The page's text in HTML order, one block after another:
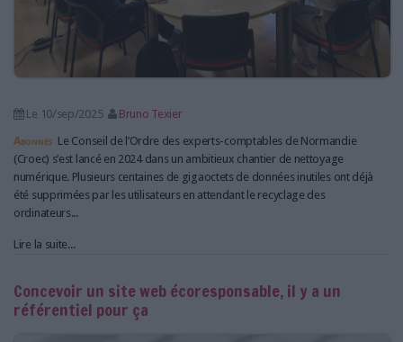
LES SUPPLÉMENTS
NOS OFFRES D'ABONNEMENTS
Le 10/sep/2025
Bruno Texier
Abonnés Le Conseil de l’Ordre des experts-comptables de Normandie
(Croec) s’est lancé en 2024 dans un ambitieux chantier de nettoyage
numérique. Plusieurs centaines de gigaoctets de données inutiles ont déjà
été supprimées par les utilisateurs en attendant le recyclage des
ordinateurs...
Lire la suite...
Concevoir un site web écoresponsable, il y a un
référentiel pour ça